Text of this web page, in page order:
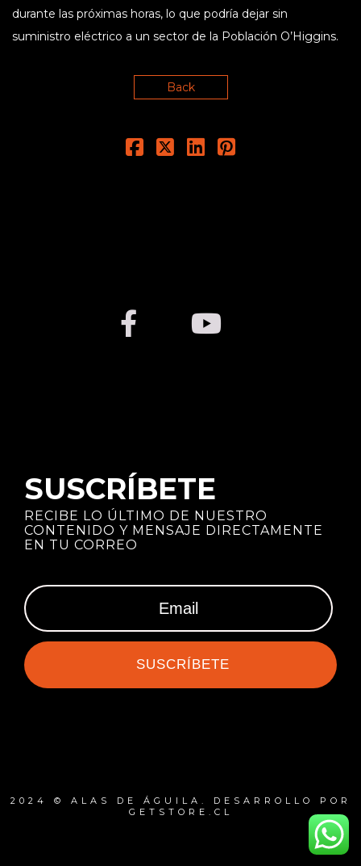
durante las próximas horas, lo que podría dejar sin
suministro eléctrico a un sector de la Población O’Higgins.
Back
SUSCRÍBETE
RECIBE LO ÚLTIMO DE NUESTRO
CONTENIDO Y MENSAJE DIRECTAMENTE
EN TU CORREO
SUSCRÍBETE
2024 © ALAS DE ÁGUILA. DESARROLLO POR
GETSTORE.CL